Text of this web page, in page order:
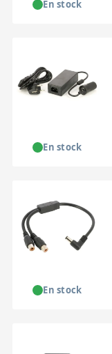
En stock
En stock
En stock